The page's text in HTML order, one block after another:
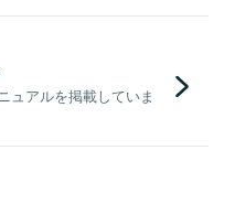
ュアルを掲載していま